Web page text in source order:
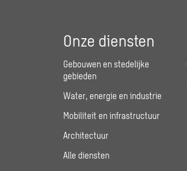
Onze diensten
Gebouwen en stedelijke
gebieden
Water, energie en industrie
Mobiliteit en infrastructuur
Architectuur
Alle diensten